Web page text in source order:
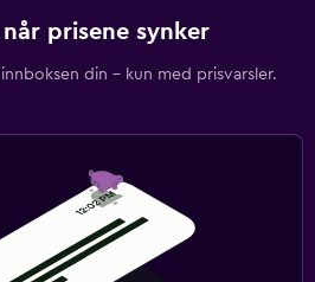
når prisene synker
din – kun med prisvarsler.